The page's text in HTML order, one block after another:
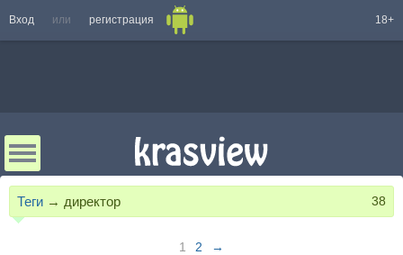
Вход или регистрация 18+
Теги → директор 38
1 2 →